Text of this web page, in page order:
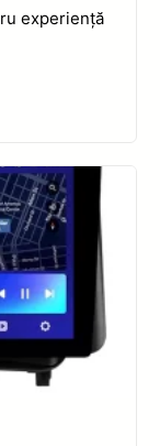
experiență